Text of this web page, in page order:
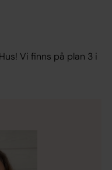
Vi finns på plan 3 i